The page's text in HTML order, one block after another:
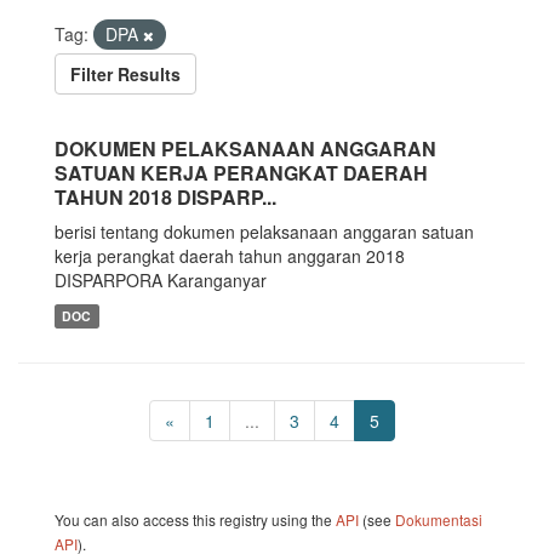
Tag:
DPA
Filter Results
DOKUMEN PELAKSANAAN ANGGARAN
SATUAN KERJA PERANGKAT DAERAH
TAHUN 2018 DISPARP...
berisi tentang dokumen pelaksanaan anggaran satuan
kerja perangkat daerah tahun anggaran 2018
DISPARPORA Karanganyar
DOC
« 1 ... 3 4 5
You can also access this registry using the API (see Dokumentasi
API).